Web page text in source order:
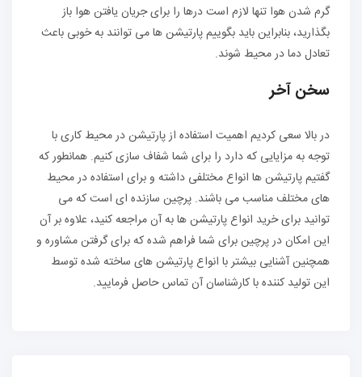
گرم شدن هوا تنها لازم است درها را برای جریان یافتن هوا باز
بگذارید، بنابراین باید بگوییم پارتیشن ها می توانند به خوبی باعث
تعادل دما در محیط شوند.
سخن آخر
در بالا سعی کردیم اهمیت استفاده از پارتیشن در محیط کاری با
توجه به مزایایی که دارد را برای شما شفاف سازی کنیم. همانطور که
گفتیم پارتیشن ها انواع مختلفی داشته و برای استفاده در محیط
های مختلف مناسب می باشند. پرچین سازنده ای است که می
توانید برای خرید انواع پارتیشن ها به آن مراجعه کنید، علاوه بر آن
این امکان در پرچین برای شما فراهم شده که برای گرفتن مشاوره و
همچنین آشنایی بیشتر با انواع پارتیشن های ساخته شده توسط
این تولید کننده با کارشناسان آن تماس حاصل فرمایید.